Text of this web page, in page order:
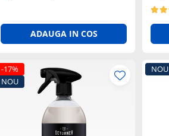
ADAUGA IN COS
-17%
NOU
NOU